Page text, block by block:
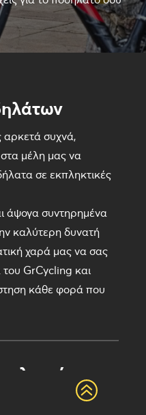
αρκετά συχνά,
στα μέλη μας να
σε εκπληκτικές
άψογα συντηρημένα
καλύτερη δυνατή
χαρά μας να σας
GrCycling και
κάθε φορά που
να κάνει με το